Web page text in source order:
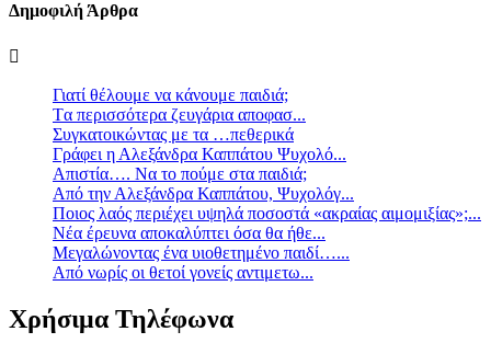
Δημοφιλή Άρθρα
Γιατί θέλουμε να κάνουμε παιδιά;
Tα περισσότερα ζευγάρια αποφασ...
Συγκατοικώντας με τα …πεθερικά
Γράφει η Αλεξάνδρα Καππάτου Ψυχολό...
Απιστία…. Να το πούμε στα παιδιά;
Από την Αλεξάνδρα Καππάτου, Ψυχολόγ...
Ποιος λαός περιέχει υψηλά ποσοστά «ακραίας αιμομιξίας»;...
Νέα έρευνα αποκαλύπτει όσα θα ήθε...
Mεγαλώνοντας ένα υιοθετημένο παιδί…...
Aπό νωρίς οι θετοί γονείς αντιμετω...
Χρήσιμα Τηλέφωνα